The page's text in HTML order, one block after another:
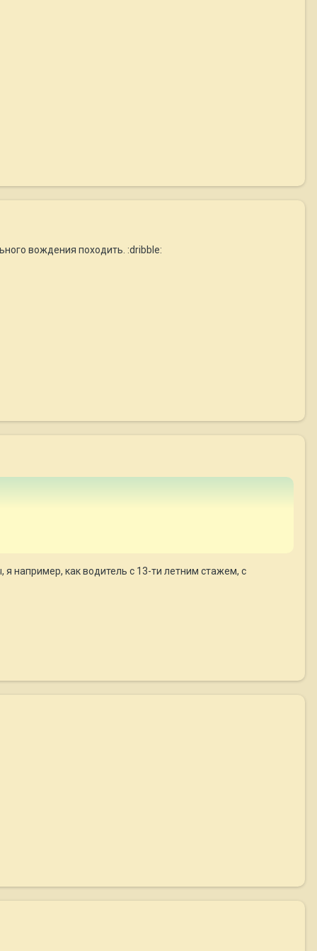
вождения походить. :dribble:
например, как водитель с 13-ти летним стажем, с